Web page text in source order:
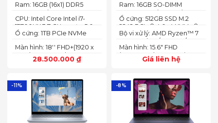
13700HX, RTX 4060 8GB,
16GB, SSD 1TB, 18″ FHD+
165HZ)
28.500.000 ₫
Màn hình: 18'' FHD+(1920 x
1200) 165 Hz In-plane
Switching (IPS)
Ổ cứng: 1TB PCIe NVMe
CPU: Intel Core Intel i7-
13700HX 3.7 GHz up to 5.0
GHz 30MB
Ram: 16GB (16x1) DDR5
4800MHz (2x SO-DIMM
socket, up to 32GB
144Hz, 100% sRGB
Giá liên hệ
Màn hình: 15.6" FHD
(1920x1080) IPS 300nits
Anti-glare, 100% sRGB,
Bộ vi xử lý: AMD Ryzen™ 7
74355HS (8C / 16T, 3.8 /
5.1GHz, 8MB L2 / 16MB L3)
Ổ cứng: 512GB SSD M.2
2242 PCIe® 4.0x4 NVMe®
(2 slots nvme)
Ram: 16GB SO-DIMM
DDR5-5600 (max 64)
-11% -8%